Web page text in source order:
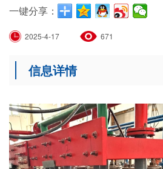
一键分享：
2025-4-17 671
信息详情